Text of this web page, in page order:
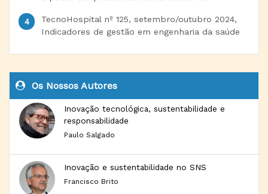
TecnoHospital nº 125, setembro/outubro 2024,
Indicadores de gestão em engenharia da saúde
Os Nossos Autores
Inovação tecnológica, sustentabilidade e
responsabilidade
Paulo Salgado
Inovação e sustentabilidade no SNS
Francisco Brito